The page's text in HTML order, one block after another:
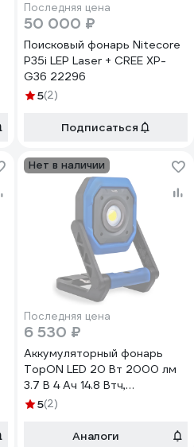
Последняя цена
50 000 ₽
Поисковый фонарь Nitecore
P35i LEP Laser + CREE XP-
G36 22296
5(2)
Подписаться
Нет в наличии
Последняя цена
6 530 ₽
Аккумуляторный фонарь
TopON LED 20 Вт 2000 лм
3.7 В 4 Ач 14.8 Втч,
поворотная подставка,
крепление, красный свет,
5(2)
Аналоги